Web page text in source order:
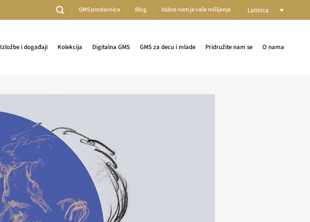
GMS prodavnica Blog Važno nam je vaše mišljenje Latinica
Izložbe i događaji Kolekcija Digitalna GMS GMS za decu i mlade Pridružite nam se O nama